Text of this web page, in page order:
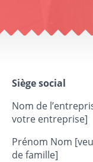
Siège social
Nom de
votre entreprise]
Prénom Nom
de famille]